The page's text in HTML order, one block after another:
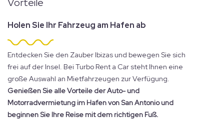
Holen Sie Ihr Fahrzeug am Hafen ab
Entdecken Sie den Zauber Ibizas und bewegen Sie sich
frei auf der Insel. Bei Turbo Rent a Car steht Ihnen eine
große Auswahl an Mietfahrzeugen zur Verfügung.
Genießen Sie alle Vorteile der Auto- und
Motorradvermietung im Hafen von San Antonio und
beginnen Sie Ihre Reise mit dem richtigen Fuß.